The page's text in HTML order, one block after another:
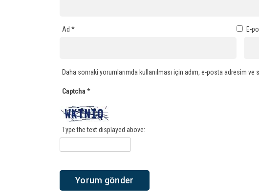
Ad * E-
Daha sonraki yorumlarımda kullanılması için adım, e-posta adresim ve
Captcha *
Type the text displayed above: